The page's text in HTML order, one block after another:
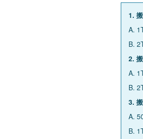
1.
A.
B.
2.
A.
B.
3.
A.
B.